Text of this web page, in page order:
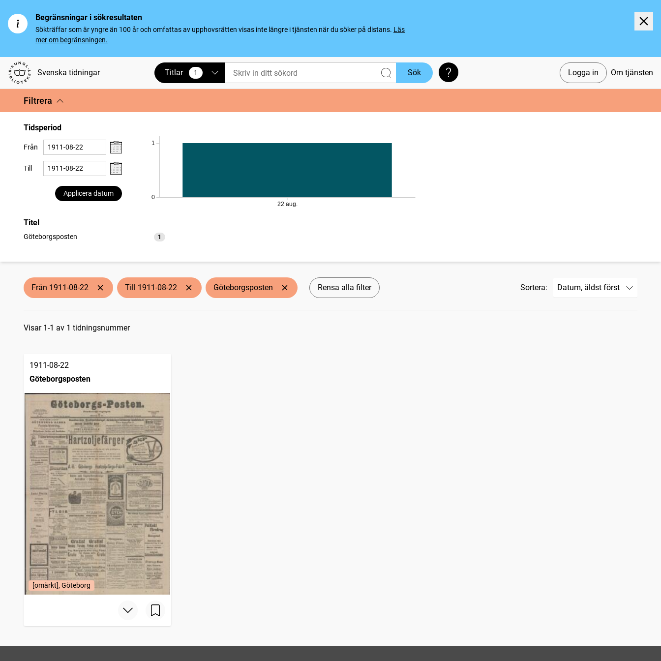
Begränsningar i sökresultaten
Sökträffar som är yngre än 100 år och omfattas av upphovsrätten visas inte längre i tjänsten när du söker på distans. Läs
mer om begränsningen.
Svenska tidningar Logga in Om tjänsten
Titlar 1
vald Sök Söktips
Filtrera
Tidsperiod
Från
Till
Applicera datum
0
1
22 aug.
Titel
Göteborgsposten 1
träffar
Från 1911-08-22 Till 1911-08-22 Göteborgsposten Rensa alla filter Sortera:
Sökresultat
Visar 1-1 av 1 tidningsnummer
1911-08-22
Göteborgsposten
[omärkt], Göteborg